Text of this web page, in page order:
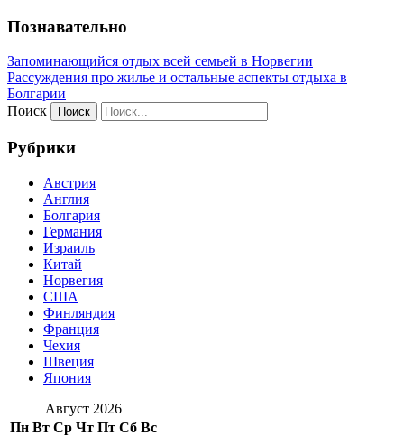
Познавательно
Запоминающийся отдых всей семьей в Норвегии
Рассуждения про жилье и остальные аспекты отдыха в
Болгарии
Поиск
Рубрики
Австрия
Англия
Болгария
Германия
Израиль
Китай
Норвегия
США
Финляндия
Франция
Чехия
Швеция
Япония
Август 2026
Пн Вт Ср Чт Пт Сб Вс